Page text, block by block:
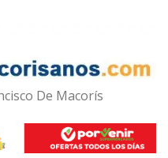
De Macorís